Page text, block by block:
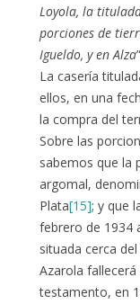
Loyola, la
porciones de
Igueldo, y en Alza
La casería
ellos, en una
la compra del
Sobre las
sabemos que la
argomal,
Plata[15]; y que
febrero de 1934
situada cerca
Azarola
testamento, en